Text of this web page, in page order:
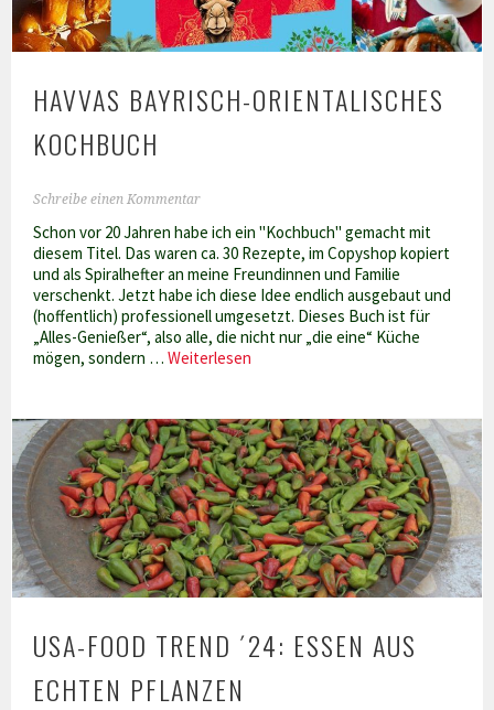
HAVVAS BAYRISCH-ORIENTALISCHES
KOCHBUCH
Schreibe einen Kommentar
Schon vor 20 Jahren habe ich ein "Kochbuch" gemacht mit
diesem Titel. Das waren ca. 30 Rezepte, im Copyshop kopiert
und als Spiralhefter an meine Freundinnen und Familie
verschenkt. Jetzt habe ich diese Idee endlich ausgebaut und
(hoffentlich) professionell umgesetzt. Dieses Buch ist für
„Alles-Genießer“, also alle, die nicht nur „die eine“ Küche
mögen, sondern …Weiterlesen
Kochbuch
USA-FOOD TREND ´24: ESSEN AUS
ECHTEN PFLANZEN